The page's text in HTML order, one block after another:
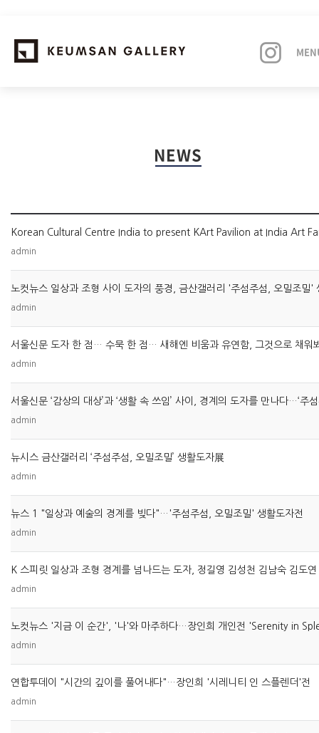
NEWS
NEWS
admin
admin
서울신문 도자 한 점… 수묵 한 점… 새해엔 비움과 유연함, 그것으로 채워
admin
admin
뉴시스 금산갤러리 ‘주섬주섬, 오밀조밀’ 생활도자展
admin
뉴스 1 "일상과 예술의 경계를 빚다"…'주섬주섬, 오밀조밀' 생활도자전
admin
admin
admin
연합투데이 "시간의 깊이를 풀어내다"…장인희 '시레니티 인 스플렌더'전
admin